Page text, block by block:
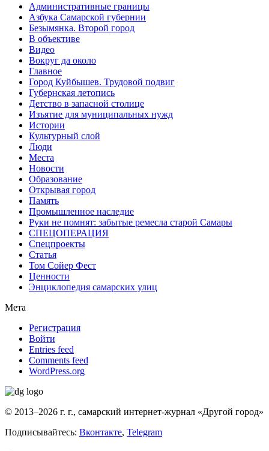
Административные границы
Азбука Самарской губернии
Безымянка. Второй город
В объективе
Видео
Вокруг да около
Главное
Город Куйбышев. Трудовой подвиг
Губернская летопись
Детство в запасной столице
Изъятие для муниципальных нужд
Истории
Культурный слой
Люди
Места
Новости
Образование
Открывая город
Память
Промышленное наследие
Руки не помнят: забытые ремесла старой Самары
СПЕЦОПЕРАЦИЯ
Спецпроекты
Статья
Том Сойер Фест
Ценности
Энциклопедия самарских улиц
Мета
Регистрация
Войти
Entries feed
Comments feed
WordPress.org
© 2013–2026 г. г., самарский интернет-журнал «Другой город»
Подписывайтесь: Вконтакте, Telegram